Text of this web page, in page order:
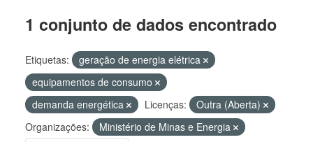
1 conjunto de dados encontrado
Etiquetas:
geração de energia elétrica
equipamentos de consumo
demanda energética
Licenças:
Outra (Aberta)
Organizações:
Ministério de Minas e Energia